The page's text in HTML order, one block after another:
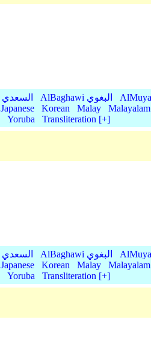
AsSaadiyy السعدي AlBaghawi البغوي
Japanese Korean Malay Malayalam
Yoruba
Transliteration [+]
AsSaadiyy السعدي AlBaghawi البغوي
Japanese Korean Malay Malayalam
Yoruba
Transliteration [+]